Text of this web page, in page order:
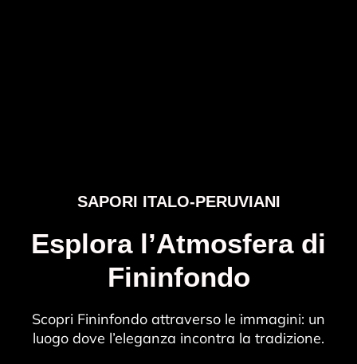
SAPORI ITALO-PERUVIANI
Esplora l’Atmosfera di
Fininfondo
Scopri Fininfondo attraverso le immagini: un
luogo dove l’eleganza incontra la tradizione.